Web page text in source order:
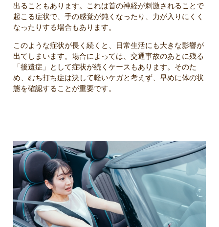
出ることもあります。これは首の神経が刺激されることで
起こる症状で、手の感覚が鈍くなったり、力が入りにくく
なったりする場合もあります。
このような症状が長く続くと、日常生活にも大きな影響が
出てしまいます。場合によっては、交通事故のあとに残る
「後遺症」として症状が続くケースもあります。そのた
め、むち打ち症は決して軽いケガと考えず、早めに体の状
態を確認することが重要です。